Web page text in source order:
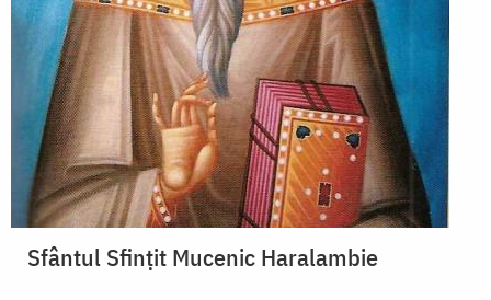
Sfântul Sfinţit Mucenic Haralambie